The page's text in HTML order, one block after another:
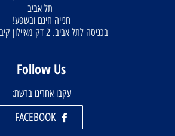
תל אביב
חנייה חינם ובשפע!
בכניסה לתל אביב. 2 דק מאיילון קיבוץ גלויות
Follow Us
עקבו אחרינו ברשת:
FACEBOOK